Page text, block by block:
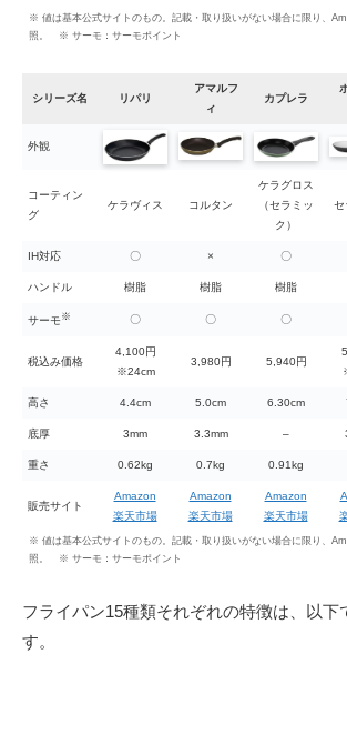
※ 値は基本公式サイトのもの。記載・取り扱いがない場合に限り、
照。 ※ サーモ：サーモポイント
シリーズ名 リパリ
アマルフ
ィ
カプレラ
外観
コーティン
グ
ケラヴィス コルタン
ケラグロス
（セラミッ
ク）
セ
IH対応 〇 × 〇
ハンドル 樹脂 樹脂 樹脂
サーモ※ 〇 〇 〇
税込み価格
4,100円
※24cm
3,980円 5,940円
高さ 4.4cm 5.0cm 6.30cm
底厚 3mm 3.3mm –
重さ 0.62kg 0.7kg 0.91kg
販売サイト
Amazon
楽天市場
Amazon
楽天市場
Amazon
楽天市場
※ 値は基本公式サイトのもの。記載・取り扱いがない場合に限り、
照。 ※ サーモ：サーモポイント
フライパン15種類それぞれの特徴は、以下
す。